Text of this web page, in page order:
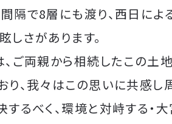
隔で8層にも渡り、西日によ
しさがあります。
、ご両親から相続したこの土
り、我々はこの思いに共感し
するべく、環境と対峙する・